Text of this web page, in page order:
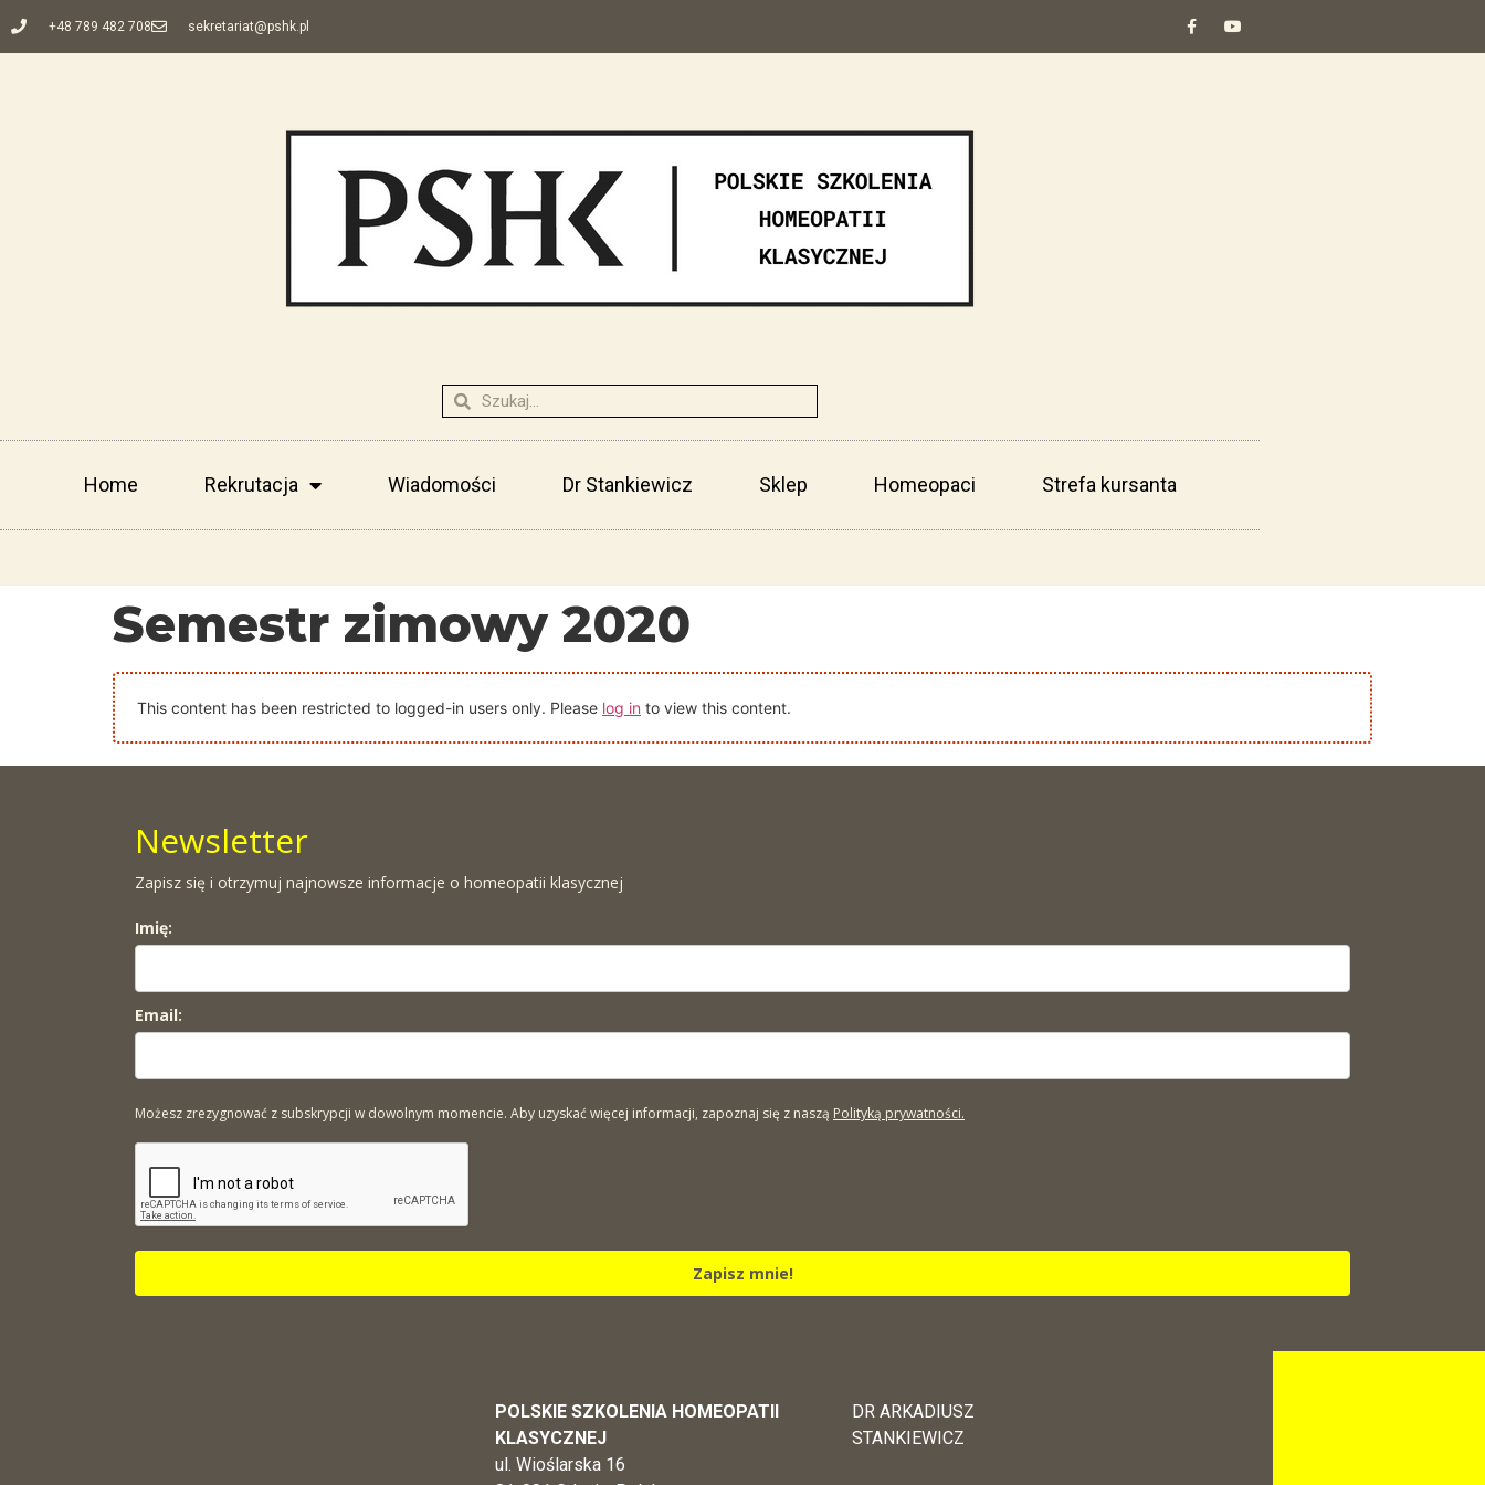
+48 789 482 708 sekretariat@pshk.pl
Home Rekrutacja Wiadomości Dr Stankiewicz Sklep Homeopaci Strefa kursanta
Semestr zimowy 2020
This content has been restricted to logged-in users only. Please log in to view this content.
Newsletter
Zapisz się i otrzymuj najnowsze informacje o homeopatii klasycznej
Imię:
Email:
Możesz zrezygnować z subskrypcji w dowolnym momencie. Aby uzyskać więcej informacji, zapoznaj się z naszą Polityką prywatności.
Zapisz mnie!
POLSKIE SZKOLENIA HOMEOPATII
KLASYCZNEJ
ul. Wioślarska 16
DR ARKADIUSZ
STANKIEWICZ